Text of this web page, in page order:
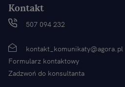
Kontakt
507 094 232
kontakt_komunikaty@agora.pl
Formularz kontaktowy
Zadzwoń do konsultanta